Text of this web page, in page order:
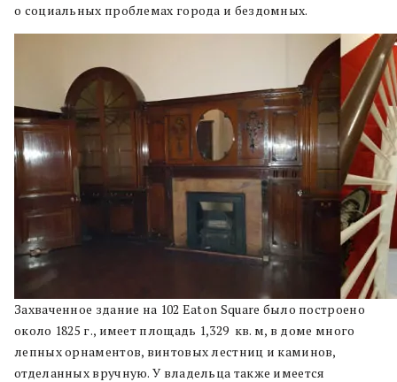
о социальных проблемах города и бездомных.
Захваченное здание на 102 Eaton Square было построено
около 1825 г., имеет площадь 1,329 кв. м, в доме много
лепных орнаментов, винтовых лестниц и каминов,
отделанных вручную. У владельца также имеется